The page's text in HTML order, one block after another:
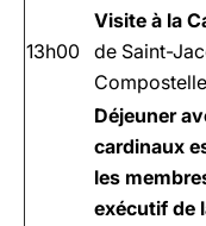
13h00
Visite à la
de Saint-
Compostelle
Déjeuner
cardinaux
les
exécutif de